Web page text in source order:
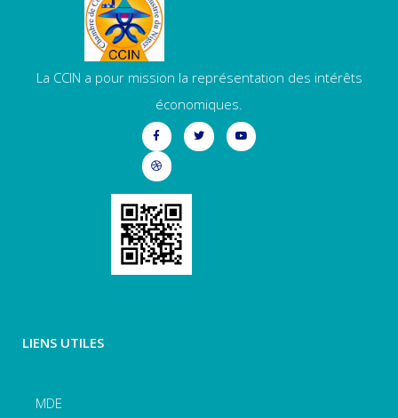
La CCIN a pour mission la représentation des intérêts
économiques.
LIENS UTILES
MDE